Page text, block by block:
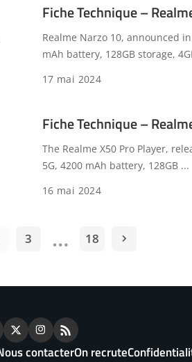
Fiche Technique –
Realme Narzo 10, announced
mAh battery, 128GB storage,
17 mai 2024
Fiche Technique –
The Realme X50 Pro Player,
5G, 4200 mAh battery, 128GB ...
16 mai 2024
3 … 18
contacterOn recrute